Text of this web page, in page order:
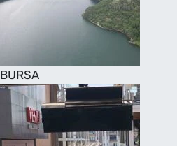
BURSA